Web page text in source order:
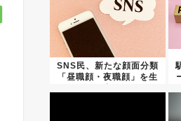
SNS民、新たな顔面分類
「昼職顔・夜職顔」を生